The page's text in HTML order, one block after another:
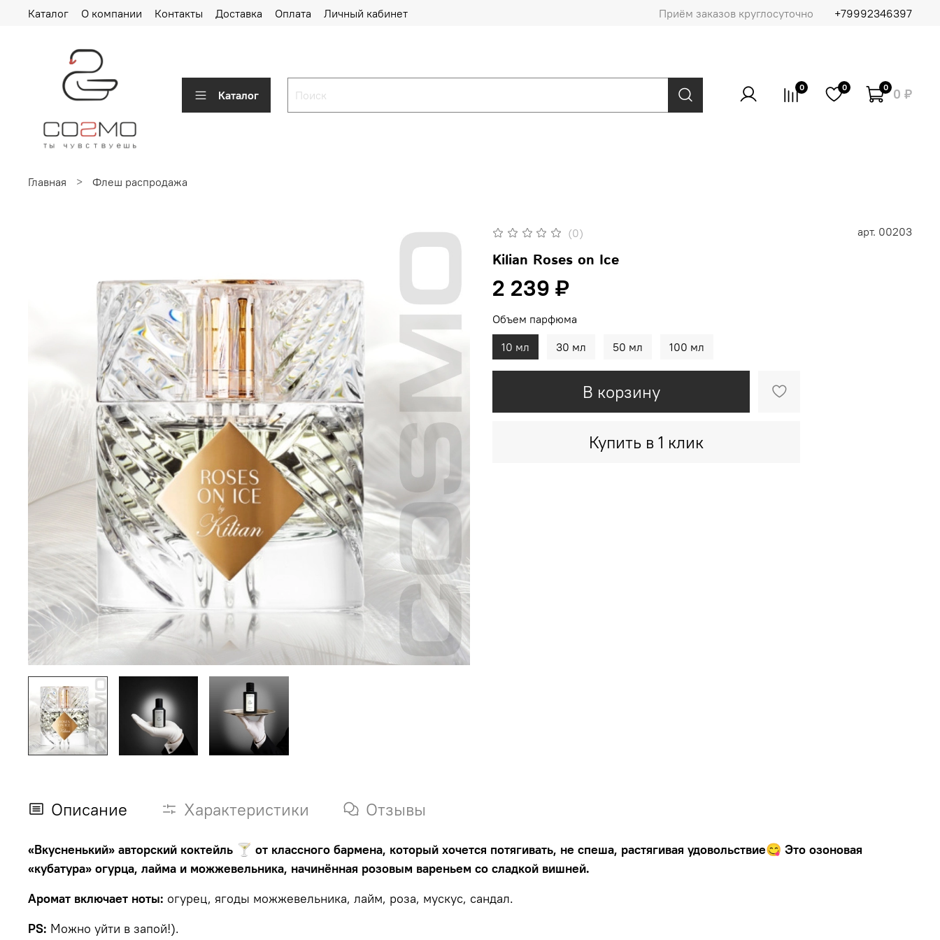
Каталог О компании Контакты Доставка Оплата Личный кабинет Приём заказов круглосуточно +79992346397
Каталог
0 0 0 0 ₽
Главная Флеш распродажа
(0) арт. 00203
Kilian Roses on Ice
2 239 ₽
В корзину
Купить в 1 клик
Объем парфюма
10 мл 30 мл 50 мл 100 мл
Описание Характеристики Отзывы
«Вкусненький» авторский коктейль 🍸 от классного бармена, который хочется потягивать, не спеша, растягивая удовольствие😋 Это озоновая
«кубатура» огурца, лайма и можжевельника, начинённая розовым вареньем со сладкой вишней.
Аромат включает ноты: огурец, ягоды можжевельника, лайм, роза, мускус, сандал.
PS: Можно уйти в запой!).